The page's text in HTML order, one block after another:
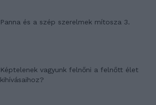
Panna és a szép szerelmek mítosza 3.
Képtelenek vagyunk felnőni a felnőtt élet
kihívásaihoz?